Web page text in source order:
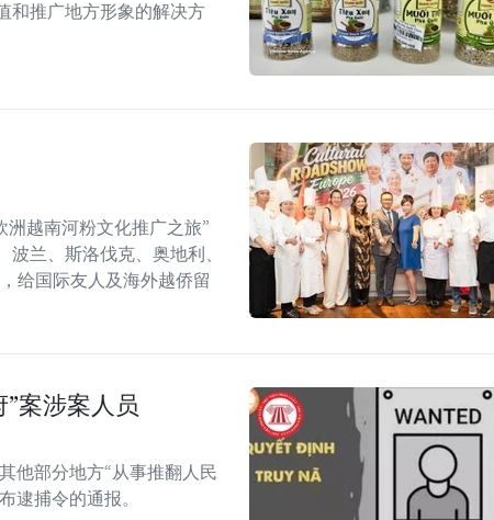
和推广地方形象的解决方
越南河粉文化推广之旅”
兰、斯洛伐克、奥地利、
给国际友人及海外越侨留
案涉案人员
他部分地方“从事推翻人民
逮捕令的通报。